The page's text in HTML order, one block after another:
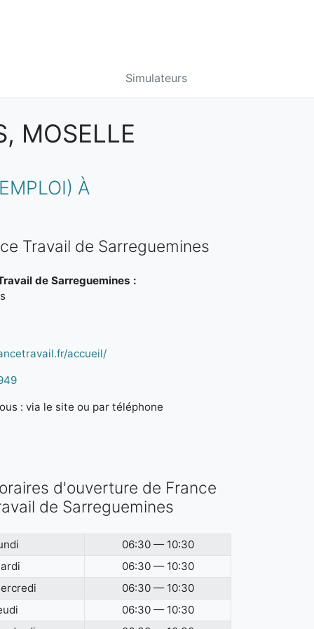
Simulateurs
MOSELLE
À
Travail de Sarreguemines
de Sarreguemines :
accueil/
: via le site ou par téléphone
d'ouverture de France
de Sarreguemines
06:30 — 10:30
06:30 — 10:30
06:30 — 10:30
06:30 — 10:30